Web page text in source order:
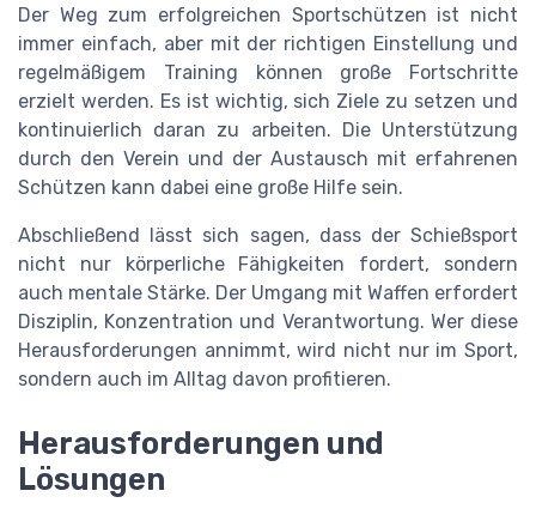
Der Weg zum erfolgreichen Sportschützen ist nicht
immer einfach, aber mit der richtigen Einstellung und
regelmäßigem Training können große Fortschritte
erzielt werden. Es ist wichtig, sich Ziele zu setzen und
kontinuierlich daran zu arbeiten. Die Unterstützung
durch den Verein und der Austausch mit erfahrenen
Schützen kann dabei eine große Hilfe sein.
Abschließend lässt sich sagen, dass der Schießsport
nicht nur körperliche Fähigkeiten fordert, sondern
auch mentale Stärke. Der Umgang mit Waffen erfordert
Disziplin, Konzentration und Verantwortung. Wer diese
Herausforderungen annimmt, wird nicht nur im Sport,
sondern auch im Alltag davon profitieren.
Herausforderungen und
Lösungen